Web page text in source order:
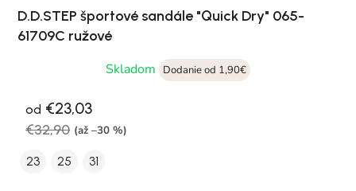
D.D.STEP športové sandále "Quick Dry" 065-
61709C ružové
Skladom
Dodanie od 1,90€
od €23,03
€32,90 (až –30 %)
23 25 31